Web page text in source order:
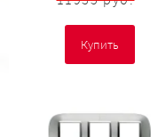
Купить